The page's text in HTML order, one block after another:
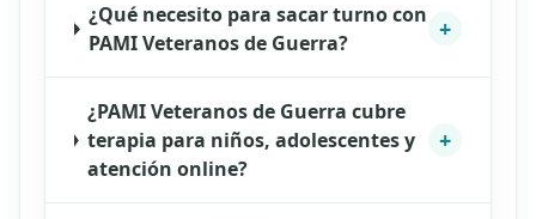
¿Qué necesito para sacar turno con
PAMI Veteranos de Guerra?
+
¿PAMI Veteranos de Guerra cubre
terapia para niños, adolescentes y
atención online?
+